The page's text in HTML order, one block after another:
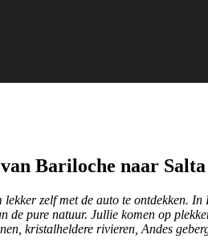
Bariloche naar Salta
zelf met de auto te ontdekken.
de pure natuur. Jullie komen op
kristalheldere rivieren, Andes